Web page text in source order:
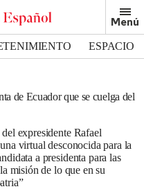
Menú
ESPACIO
de Ecuador que se cuelga del
expresidente Rafael
virtual desconocida para la
a presidenta para las
misión de lo que en su